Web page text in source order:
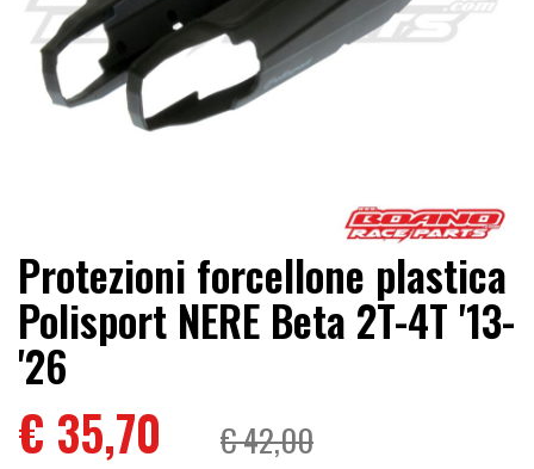
Protezioni forcellone plastica
Polisport NERE Beta 2T-4T '13-
'26
€ 35,70 € 42,00